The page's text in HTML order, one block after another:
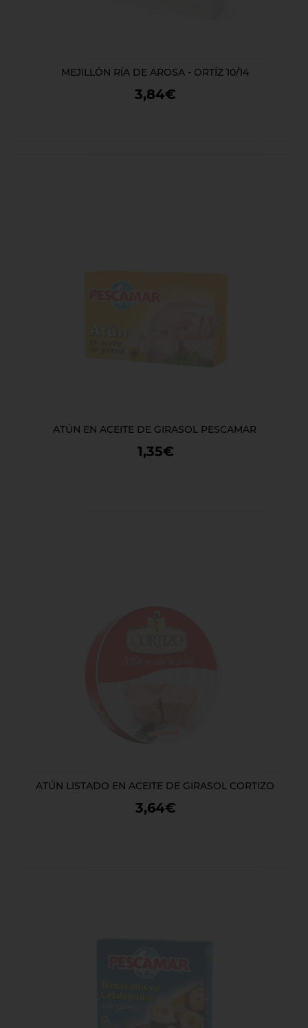
MEJILLÓN RÍA DE AROSA - ORTÍZ 10/14
3,84€
ATÚN EN ACEITE DE GIRASOL PESCAMAR
1,35€
ATÚN LISTADO EN ACEITE DE GIRASOL CORTIZO
3,64€